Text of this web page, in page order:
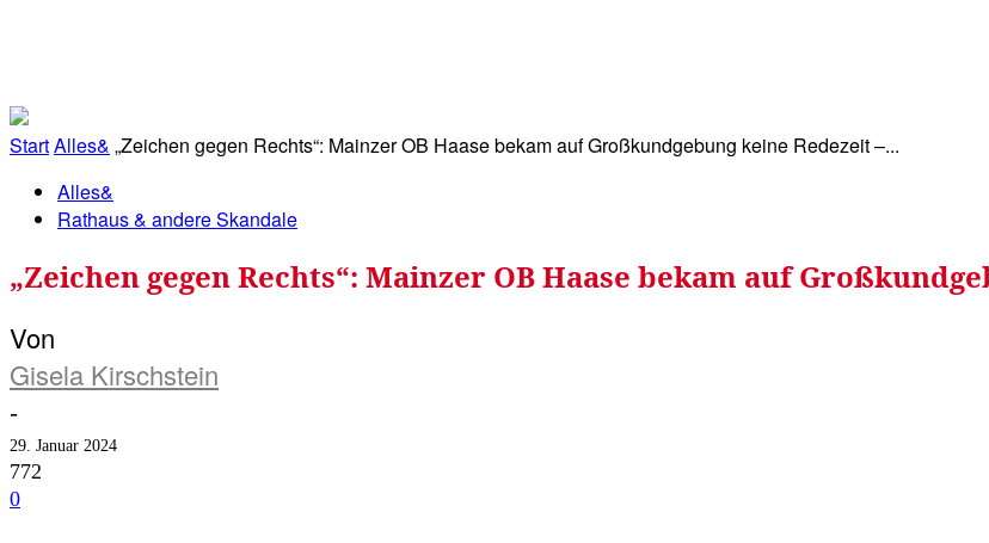
StartAlles& „Zeichen gegen Rechts“: Mainzer OB Haase bekam auf Großkundgebung keine Redezeit –...
Alles&
Rathaus & andere Skandale
„Zeichen gegen Rechts“: Mainzer OB Haase bekam auf
Von
Gisela Kirschstein
-
29. Januar 2024
772
0